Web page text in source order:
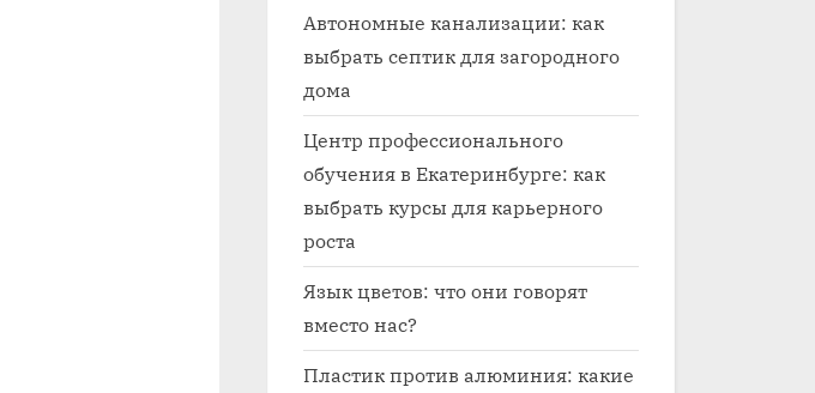
Автономные канализации: как
выбрать септик для загородного
дома
Центр профессионального
обучения в Екатеринбурге: как
выбрать курсы для карьерного
роста
Язык цветов: что они говорят
вместо нас?
Пластик против алюминия: какие